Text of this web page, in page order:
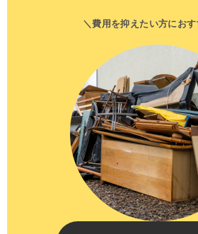
＼費用を抑えたい方にお